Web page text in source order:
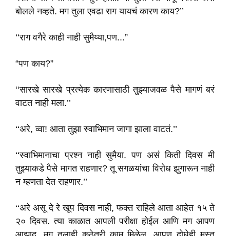
बोलले नव्हते. मग तुला एवढा राग यायचं कारण काय?’’
‘‘राग वगैरे काही नाही सुमैय्या,पण...”
“पण काय?”
‘‘सारखे सारखे प्रत्येक कारणासाठी तुझ्याजवळ पैसे मागणं बरं
वाटत नाही मला.’’
‘‘अरे, व्वा! आता तुझा स्वाभिमान जागा झाला वाटतं.’’
‘‘स्वाभिमानाचा प्रश्न नाही सुमैया. पण असं किती दिवस मी
तुझ्याकडे पैसे मागत राहणार? तू सगळयांचा विरोध झुगारून नाही
न म्हणता देत राहणार.’’
‘‘अरे असू दे रे खूप दिवस नाही, फक्त राहिले आता आहेत १५ ते
२० दिवस. त्या काळात आपली परीक्षा होईल आणि मग आपण